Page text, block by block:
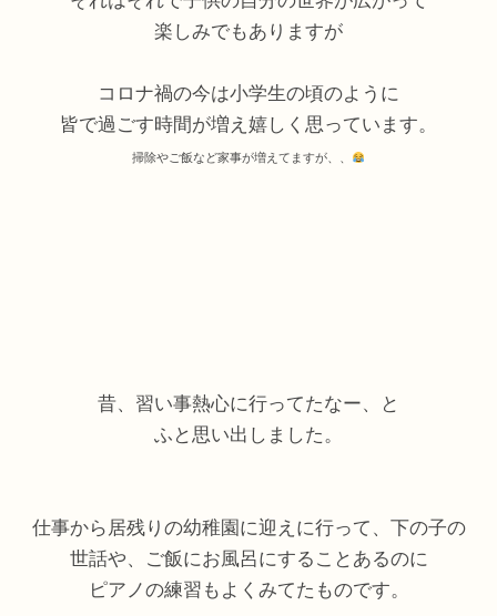
楽しみでもありますが
コロナ禍の今は小学生の頃のように
皆で過ごす時間が増え嬉しく思っています。
掃除やご飯など家事が増えてますが、、
昔、習い事熱心に行ってたなー、と
ふと思い出しました。
仕事から居残りの幼稚園に迎えに行って、下の子の
世話や、ご飯にお風呂にすることあるのに
ピアノの練習もよくみてたものです。